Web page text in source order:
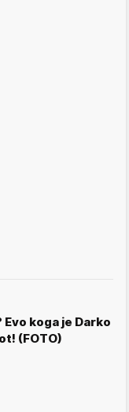
koga je Darko
(FOTO)